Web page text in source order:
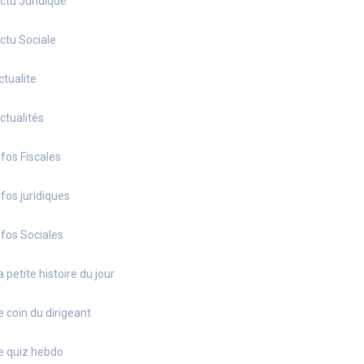
Sociale
Fiscales
juridiques
Sociales
petite histoire du jour
coin du dirigeant
quiz hebdo